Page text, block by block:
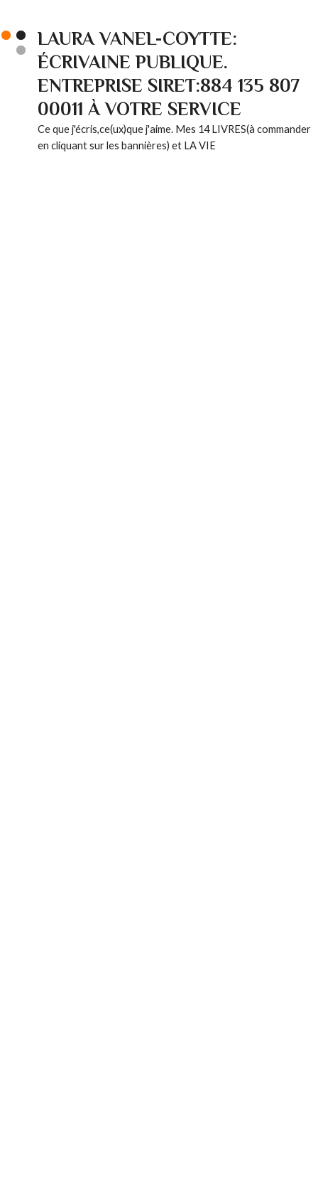
LAURA VANEL-COYTTE:
ÉCRIVAINE PUBLIQUE.
ENTREPRISE SIRET:884 135 807
00011 À VOTRE SERVICE
Ce que j'écris,ce(ux)que j'aime. Mes 14 LIVRES(à commander
en cliquant sur les bannières) et LA VIE